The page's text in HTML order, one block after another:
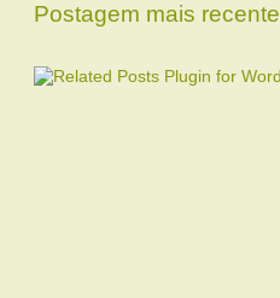
Postagem mais recente